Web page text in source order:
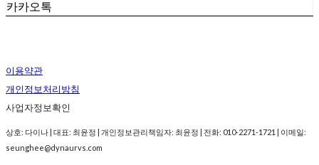
카카오톡
이용약관
개인정보처리방침
사업자정보확인
상호: 다이나 | 대표: 최윤정 | 개인정보관리책임자: 최윤정 | 전화: 010-2271-1721 | 이메일:
seunghee@dynaurvs.com